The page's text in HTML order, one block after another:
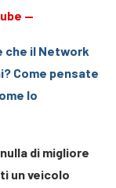
—
che il Network
Come pensate
lo
di migliore
un veicolo